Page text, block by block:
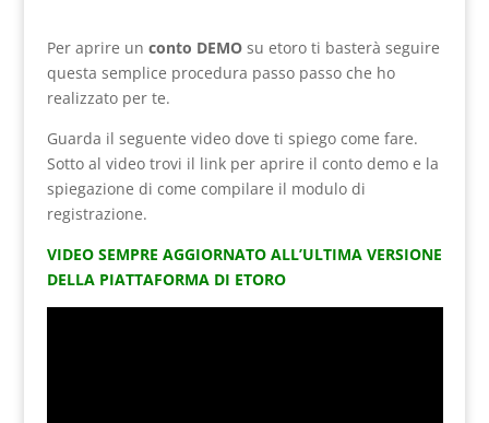
Per aprire un conto DEMOsu etoro ti basterà seguire
questa semplice procedura passo passo che ho
realizzato per te.
Guarda il seguente video dove ti spiego come fare.
Sotto al video trovi il link per aprire il conto demo e la
spiegazione di come compilare il modulo di
registrazione.
VIDEO SEMPRE AGGIORNATO ALL’ULTIMA VERSIONE
DELLA PIATTAFORMA DI ETORO